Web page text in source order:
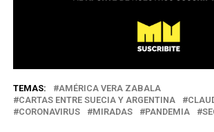
TEMAS:
AMÉRICA VERA ZABALA
CARTAS ENTRE SUECIA Y ARGENTINA
CORONAVIRUS
MIRADAS PANDEMIA